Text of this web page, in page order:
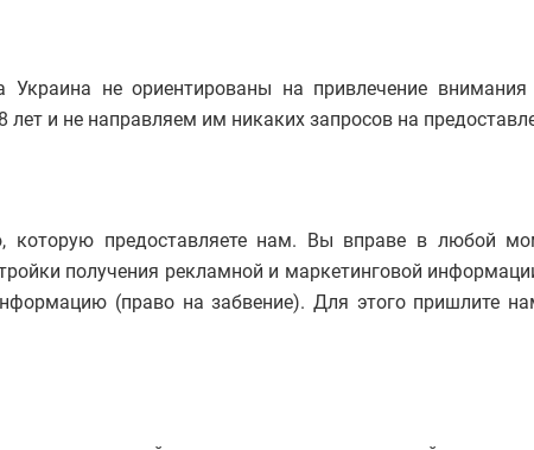
не ориентированы на привлечение
и не направляем им никаких запросов на
предоставляете нам. Вы вправе в любой
получения рекламной и маркетинговой
(право на забвение). Для этого пришлите